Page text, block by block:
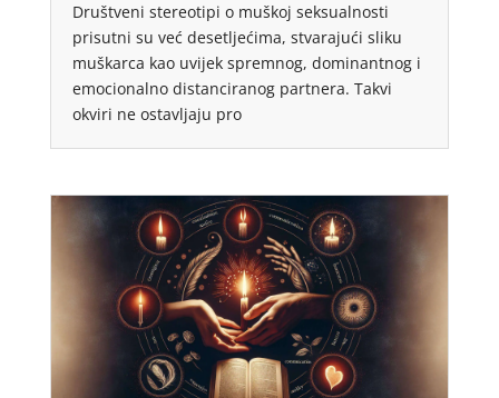
Društveni stereotipi o muškoj seksualnosti
prisutni su već desetljećima, stvarajući sliku
muškarca kao uvijek spremnog, dominantnog i
emocionalno distanciranog partnera. Takvi
okviri ne ostavljaju pro